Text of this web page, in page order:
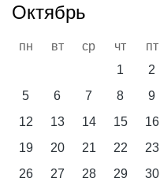
Октябрь
пн вт ср чт пт
1
2
5
6 7 8 9
12
13 14 15 16
19
20 21 22 23
26
27 28 29 30